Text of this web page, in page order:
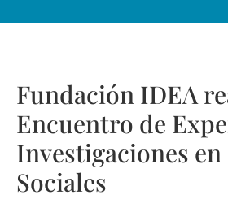
Fundación IDEA
Encuentro de
Investigaciones
Sociales